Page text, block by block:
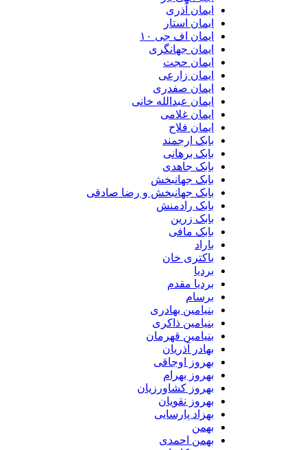
ایمان آذری
ایمان استار
ایمان اف جی ۱۰
ایمان جهانگری
ایمان حجت
ایمان زارعی
ایمان صفدری
ایمان عبدالله خانی
ایمان غلامی
ایمان فلاح
بابک ارجمند
بابک برهانی
بابک جاهدی
بابک جهانبخش
بابک جهانبخش و رضا صادقی
بابک رادمنش
بابک زرین
بابک مافی
باراد
باکتری خان
بردیا
بردیا مقدم
برسام
بنیامین بهادری
بنیامین ذاکری
بنیامین قهرمان
بهادر آذریان
بهروز اوجاقی
بهروز بهرام
بهروز کشاورزیان
بهروز نقویان
بهزاد پارسایی
بهمن
بهمن احمدی